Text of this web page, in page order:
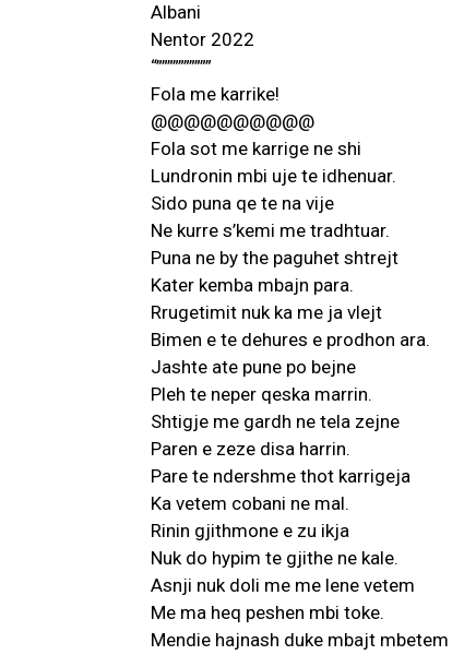
Albani
Nentor 2022
“””””””””””
Fola me karrike!
@@@@@@@@@@
Fola sot me karrige ne shi
Lundronin mbi uje te idhenuar.
Sido puna qe te na vije
Ne kurre s’kemi me tradhtuar.
Puna ne by the paguhet shtrejt
Kater kemba mbajn para.
Rrugetimit nuk ka me ja vlejt
Bimen e te dehures e prodhon ara.
Jashte ate pune po bejne
Pleh te neper qeska marrin.
Shtigje me gardh ne tela zejne
Paren e zeze disa harrin.
Pare te ndershme thot karrigeja
Ka vetem cobani ne mal.
Rinin gjithmone e zu ikja
Nuk do hypim te gjithe ne kale.
Asnji nuk doli me me lene vetem
Me ma heq peshen mbi toke.
Mendie hajnash duke mbajt mbetem